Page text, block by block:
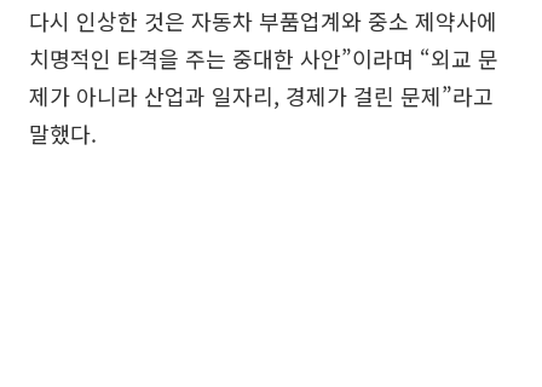
다시 인상한 것은 자동차 부품업계와 중소 제약사에
치명적인 타격을 주는 중대한 사안”이라며 “외교 문
제가 아니라 산업과 일자리, 경제가 걸린 문제”라고
말했다.